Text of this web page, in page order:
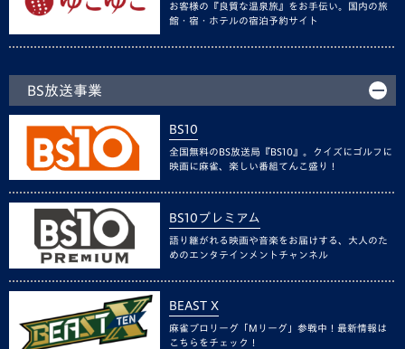
お客様の『良質な温泉旅』をお手伝い。国内の旅
館・宿・ホテルの宿泊予約サイト
BS放送事業
BS10
全国無料のBS放送局『BS10』。クイズにゴルフに
映画に麻雀、楽しい番組てんこ盛り！
BS10プレミアム
語り継がれる映画や音楽をお届けする、大人のた
めのエンタテインメントチャンネル
BEAST X
麻雀プロリーグ「Mリーグ」参戦中！最新情報は
こちらをチェック！